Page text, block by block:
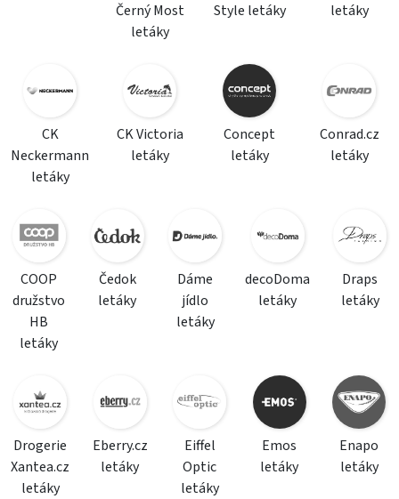
Černý Most
letáky
Style letáky
letáky
CK
Neckermann
letáky
CK Victoria
letáky
Concept
letáky
Conrad.cz
letáky
COOP
družstvo
HB
letáky
Čedok
letáky
Dáme
jídlo
letáky
decoDoma
letáky
Draps
letáky
Drogerie
Xantea.cz
letáky
Eberry.cz
letáky
Eiffel
Optic
letáky
Emos
letáky
Enapo
letáky